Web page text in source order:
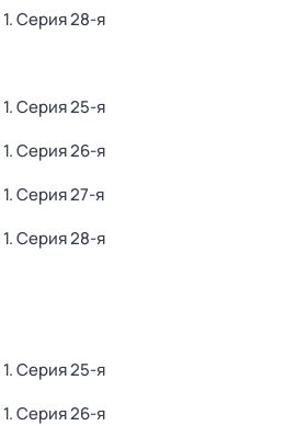
. Серия 28-я
. Серия 25-я
. Серия 26-я
. Серия 27-я
. Серия 28-я
. Серия 25-я
. Серия 26-я